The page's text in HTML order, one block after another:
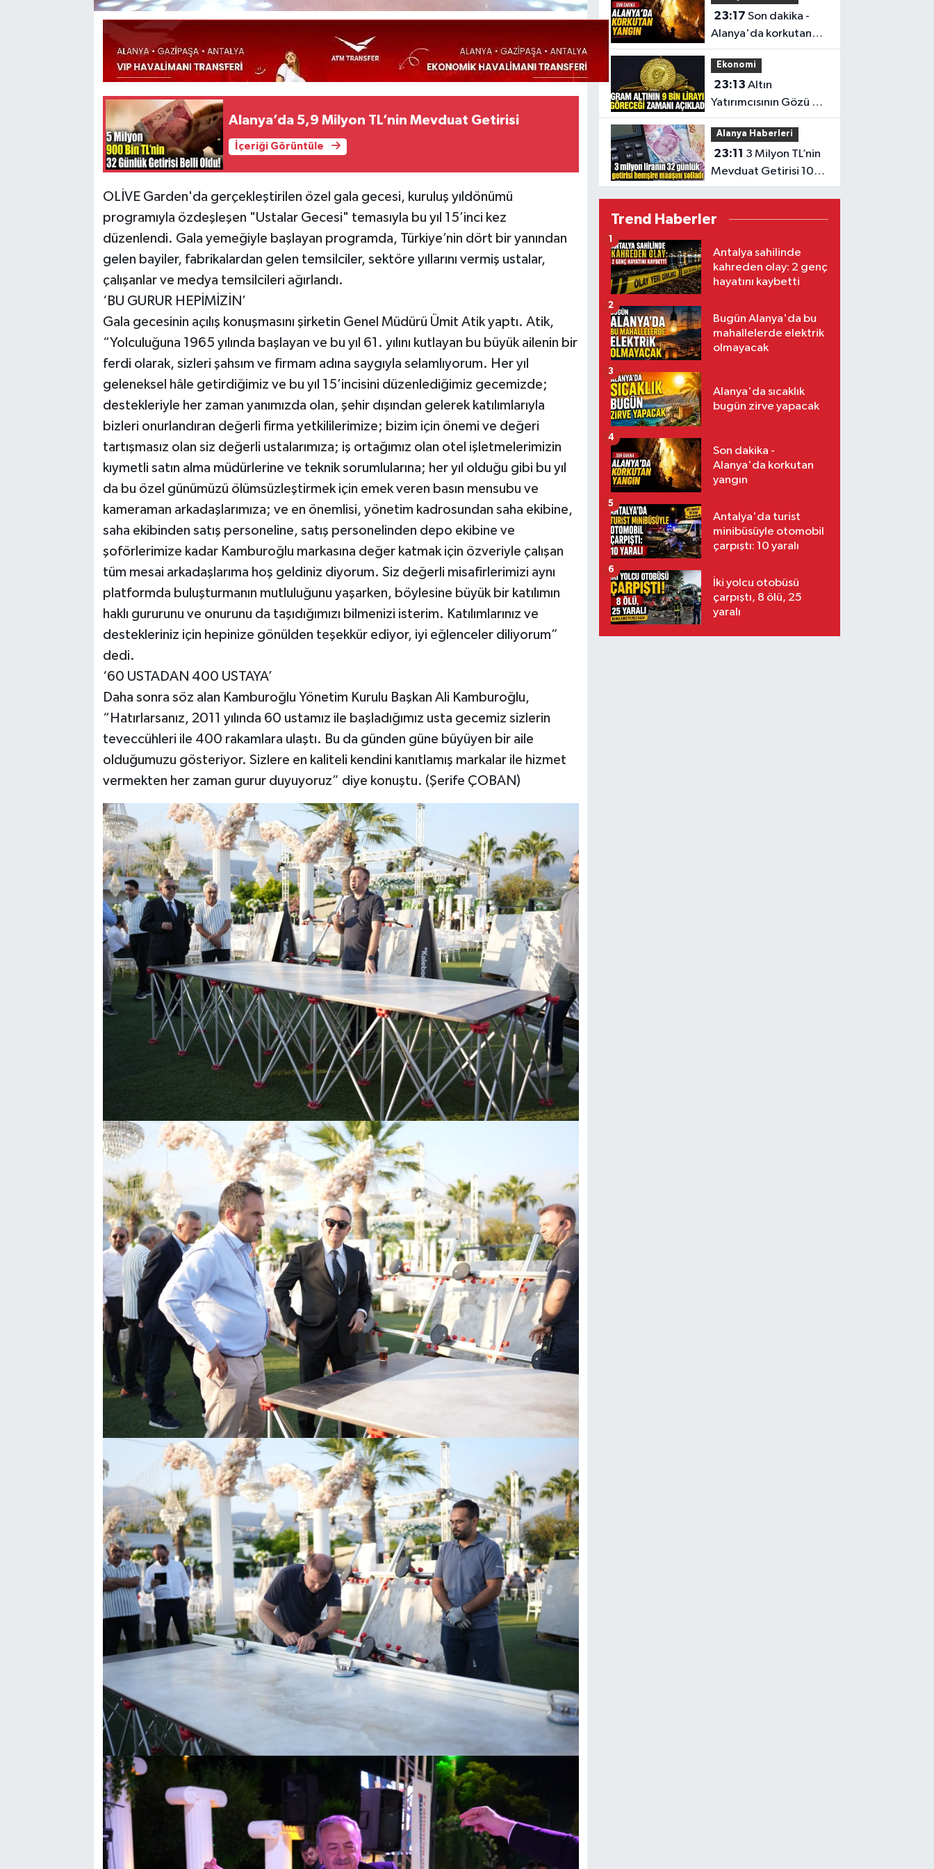
Alanya’da 5,9 Milyon TL’nin Mevduat Getirisi
İçeriği Görüntüle
OLİVE Garden'da gerçekleştirilen özel gala gecesi, kuruluş yıldönümü
programıyla özdeşleşen "Ustalar Gecesi" temasıyla bu yıl 15’inci kez
düzenlendi. Gala yemeğiyle başlayan programda, Türkiye’nin dört bir yanından
gelen bayiler, fabrikalardan gelen temsilciler, sektöre yıllarını vermiş ustalar,
çalışanlar ve medya temsilcileri ağırlandı.
‘BU GURUR HEPİMİZİN’
Gala gecesinin açılış konuşmasını şirketin Genel Müdürü Ümit Atik yaptı. Atik,
“Yolculuğuna 1965 yılında başlayan ve bu yıl 61. yılını kutlayan bu büyük ailenin bir
ferdi olarak, sizleri şahsım ve firmam adına saygıyla selamlıyorum. Her yıl
geleneksel hâle getirdiğimiz ve bu yıl 15’incisini düzenlediğimiz gecemizde;
destekleriyle her zaman yanımızda olan, şehir dışından gelerek katılımlarıyla
bizleri onurlandıran değerli firma yetkililerimize; bizim için önemi ve değeri
tartışmasız olan siz değerli ustalarımıza; iş ortağımız olan otel işletmelerimizin
kıymetli satın alma müdürlerine ve teknik sorumlularına; her yıl olduğu gibi bu yıl
da bu özel günümüzü ölümsüzleştirmek için emek veren basın mensubu ve
kameraman arkadaşlarımıza; ve en önemlisi, yönetim kadrosundan saha ekibine,
saha ekibinden satış personeline, satış personelinden depo ekibine ve
şoförlerimize kadar Kamburoğlu markasına değer katmak için özveriyle çalışan
tüm mesai arkadaşlarıma hoş geldiniz diyorum. Siz değerli misafirlerimizi aynı
platformda buluşturmanın mutluluğunu yaşarken, böylesine büyük bir katılımın
haklı gururunu ve onurunu da taşıdığımızı bilmenizi isterim. Katılımlarınız ve
destekleriniz için hepinize gönülden teşekkür ediyor, iyi eğlenceler diliyorum”
dedi.
‘60 USTADAN 400 USTAYA’
Daha sonra söz alan Kamburoğlu Yönetim Kurulu Başkan Ali Kamburoğlu,
“Hatırlarsanız, 2011 yılında 60 ustamız ile başladığımız usta gecemiz sizlerin
teveccühleri ile 400 rakamlara ulaştı. Bu da günden güne büyüyen bir aile
olduğumuzu gösteriyor. Sizlere en kaliteli kendini kanıtlamış markalar ile hizmet
vermekten her zaman gurur duyuyoruz” diye konuştu. (Şerife ÇOBAN)
23:17 Son dakika -
Alanya'da korkutan
yangın
Ekonomi
23:13 Altın
Yatırımcısının Gözü 9
Bin TL’de
Alanya Haberleri
23:11
Mevduat Getirisi 100
Bini Aştı
Trend Haberler
Antalya sahilinde
kahreden olay: 2 genç
hayatını kaybetti
1
Bugün Alanya'da bu
mahallelerde elektrik
olmayacak
2
Alanya'da sıcaklık
bugün zirve yapacak
3
Son dakika -
Alanya'da korkutan
yangın
4
Antalya'da turist
minibüsüyle otomobil
çarpıştı: 10 yaralı
5
İki yolcu otobüsü
çarpıştı, 8 ölü, 25
yaralı
6